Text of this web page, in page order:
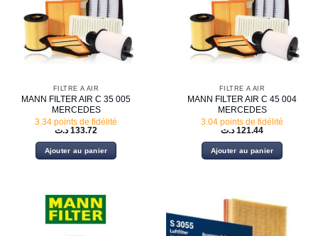
FILTRE À AIR
MANN FILTER AIR C 35 005
MERCEDES
3.34 points de fidélité
133.72 د.ت
Ajouter au panier
FILTRE À AIR
MANN FILTER AIR C 45 004
MERCEDES
3.04 points de fidélité
121.44 د.ت
Ajouter au panier